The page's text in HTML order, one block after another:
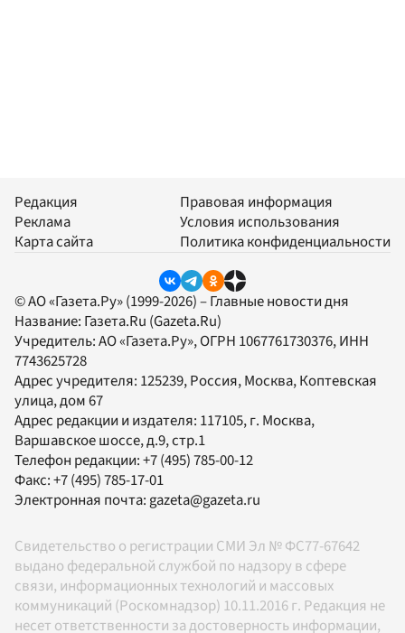
Редакция
Реклама
Карта сайта
Правовая информация
Условия использования
Политика конфиденциальности
© АО «Газета.Ру» (1999-2026) – Главные новости дня
Название: Газета.Ru (Gazeta.Ru)
Учредитель:АО «Газета.Ру», ОГРН 1067761730376, ИНН
7743625728
Адрес учредителя: 125239, Россия, Москва, Коптевская
улица, дом 67
Адрес редакции и издателя: 117105, г. Москва,
Варшавское шоссе, д.9, стр.1
Телефон редакции:+7 (495) 785-00-12
Факс:+7 (495) 785-17-01
Электронная почта:gazeta@gazeta.ru
Свидетельство о регистрации СМИ Эл № ФС77-67642
выдано федеральной службой по надзору в сфере
связи, информационных технологий и массовых
коммуникаций (Роскомнадзор) 10.11.2016 г. Редакция не
несет ответственности за достоверность информации,